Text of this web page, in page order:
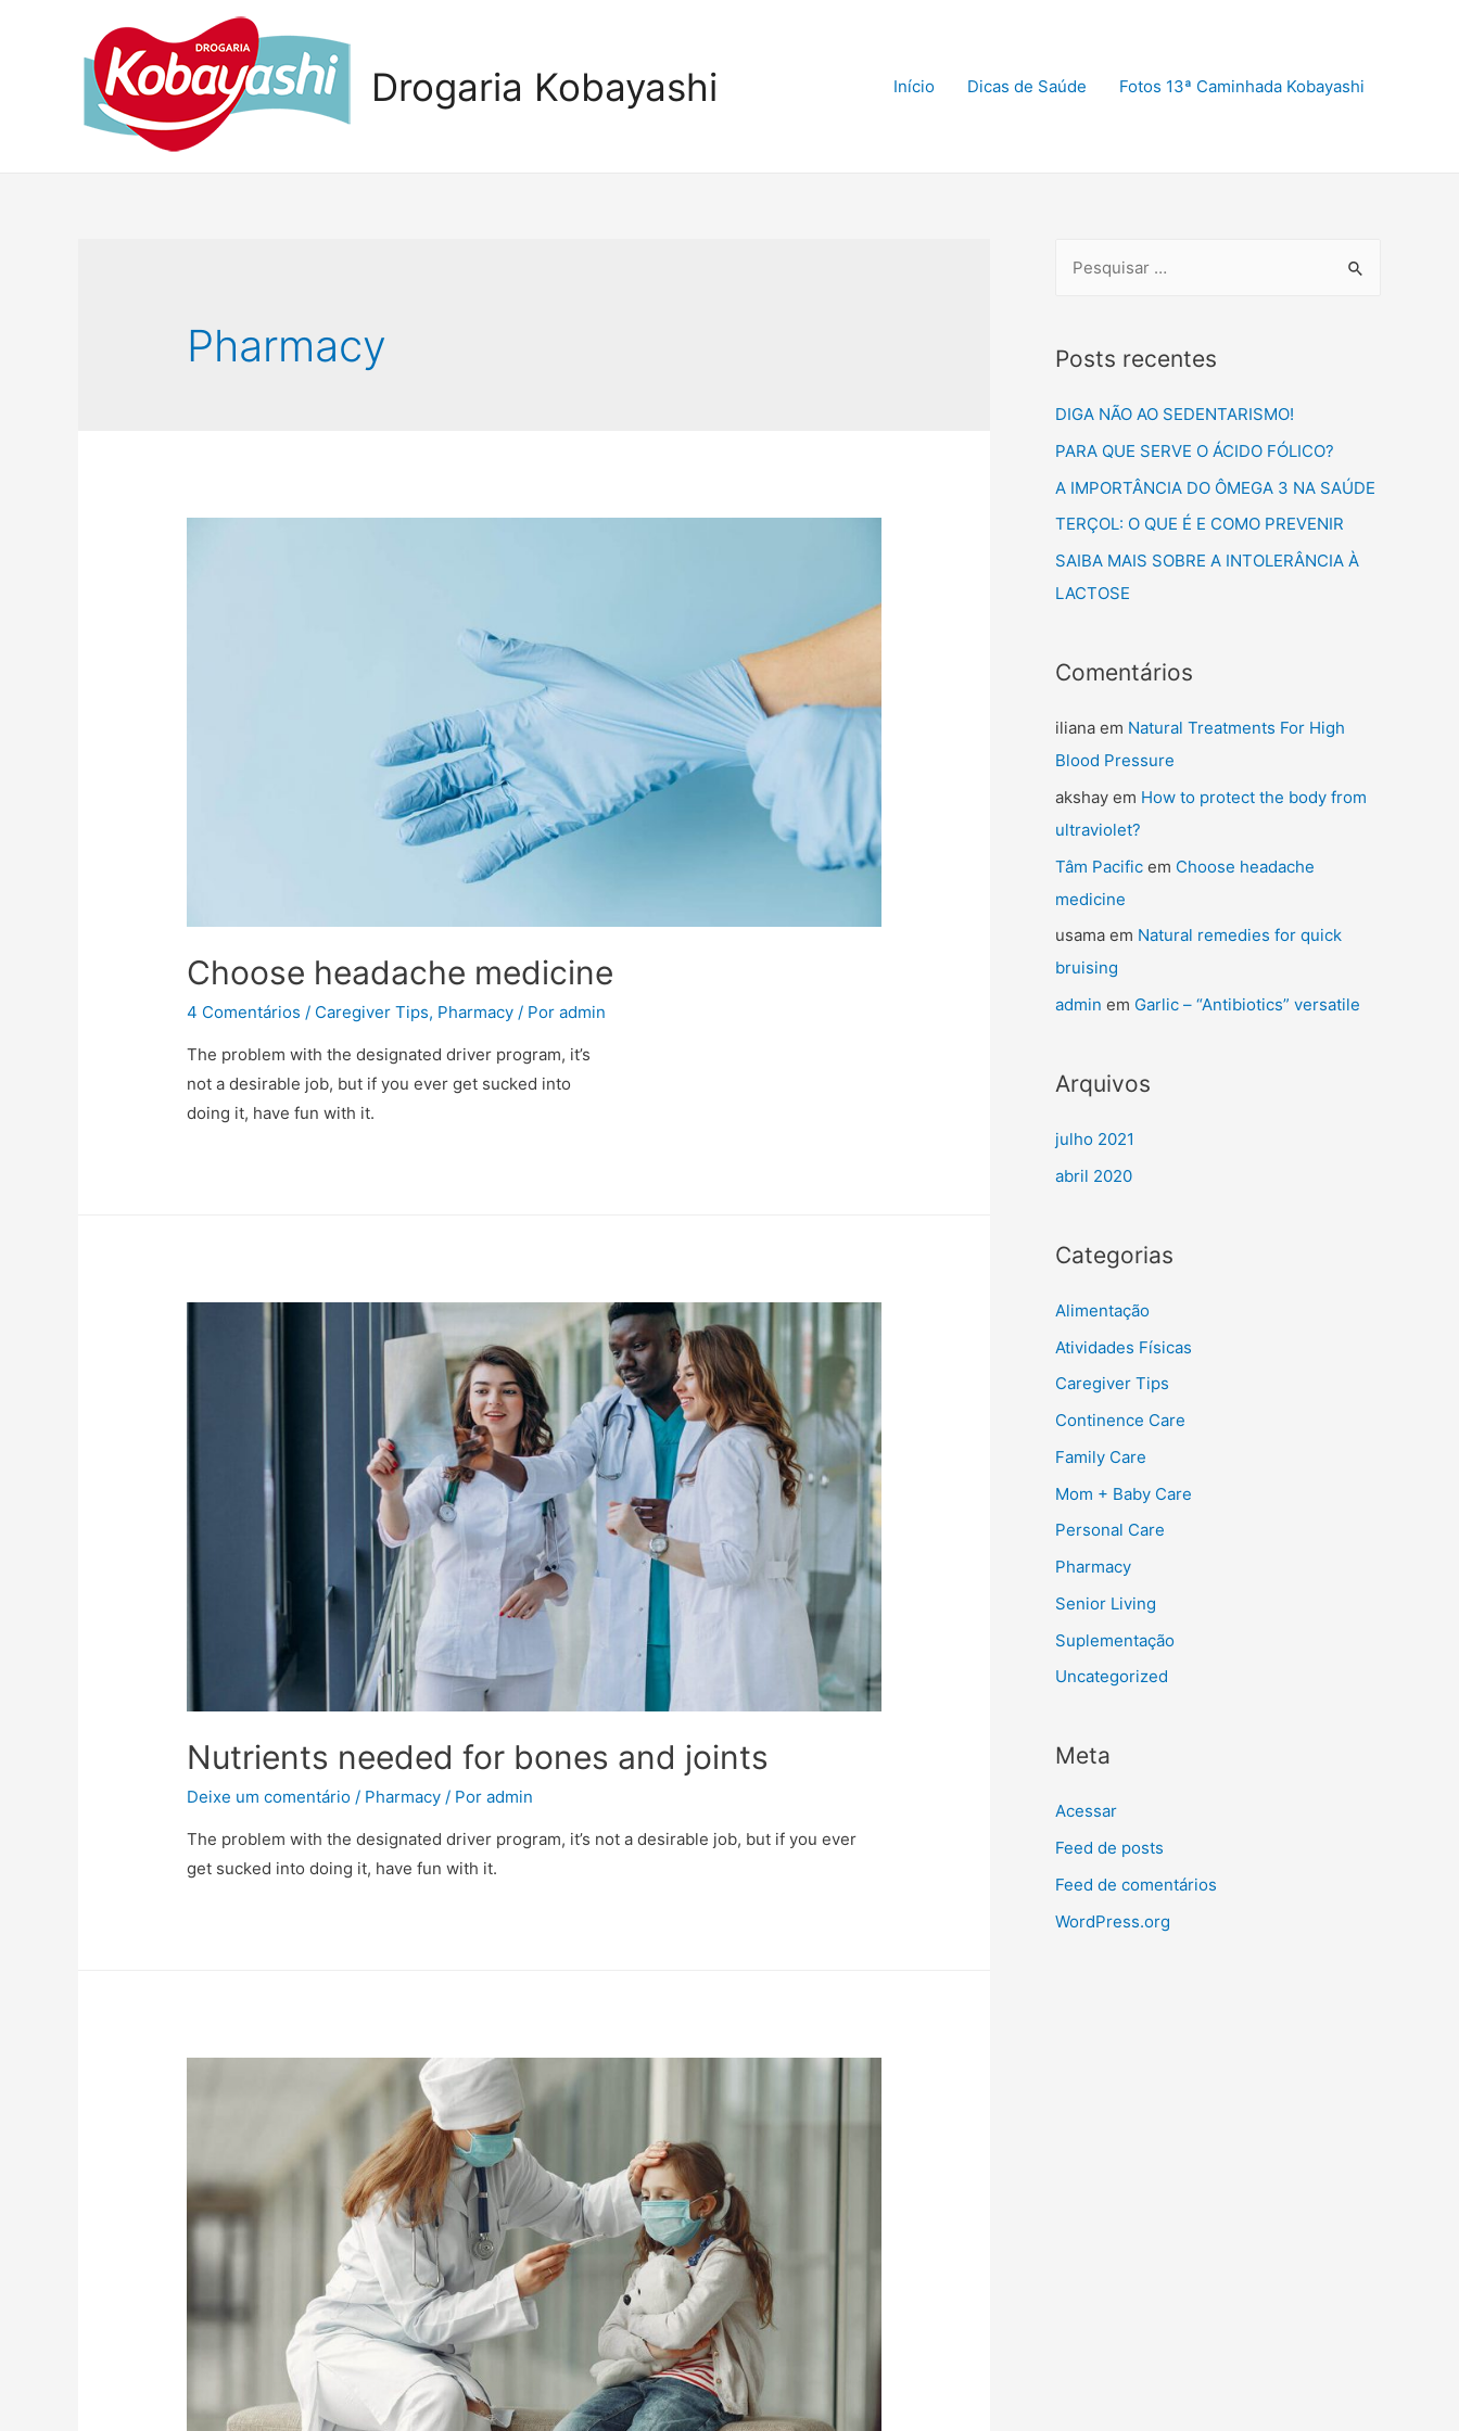
Drogaria Kobayashi Início Dicas de Saúde Fotos 13ª Caminhada Kobayashi
Pharmacy
Choose headache medicine
4 Comentários / Caregiver Tips, Pharmacy / Poradmin
The problem with the designated driver program, it’s
not a desirable job, but if you ever get sucked into
doing it, have fun with it.
Nutrients needed for bones and joints
Deixe um comentário / Pharmacy / Poradmin
The problem with the designated driver program, it’s not a desirable job, but if you ever
get sucked into doing it, have fun with it.
Posts recentes
DIGA NÃO AO SEDENTARISMO!
PARA QUE SERVE O ÁCIDO FÓLICO?
A IMPORTÂNCIA DO ÔMEGA 3 NA SAÚDE
TERÇOL: O QUE É E COMO PREVENIR
SAIBA MAIS SOBRE A INTOLERÂNCIA À
LACTOSE
Comentários
iliana em Natural Treatments For High
Blood Pressure
akshay em How to protect the body from
ultraviolet?
Tâm Pacific em Choose headache
medicine
usama em Natural remedies for quick
bruising
admin em Garlic – “Antibiotics” versatile
Arquivos
julho 2021
abril 2020
Categorias
Alimentação
Atividades Físicas
Caregiver Tips
Continence Care
Family Care
Mom + Baby Care
Personal Care
Pharmacy
Senior Living
Suplementação
Uncategorized
Meta
Acessar
Feed de posts
Feed de comentários
WordPress.org